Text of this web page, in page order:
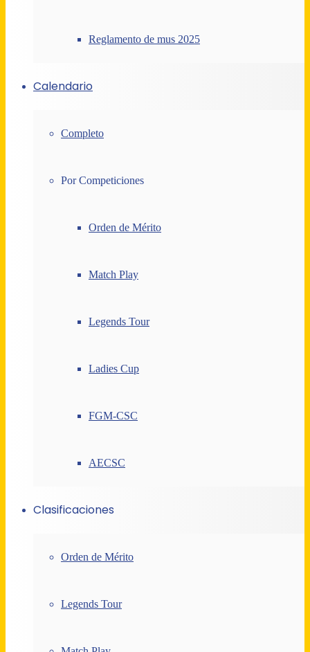
Reglamento de mus 2025
Calendario
Completo
Por Competiciones
Orden de Mérito
Match Play
Legends Tour
Ladies Cup
FGM-CSC
AECSC
Clasificaciones
Orden de Mérito
Legends Tour